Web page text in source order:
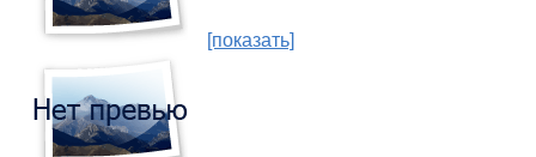
[показать]